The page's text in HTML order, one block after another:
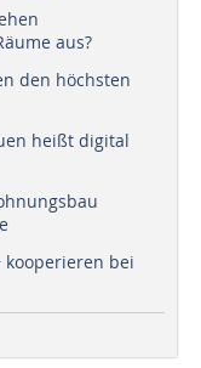
aus?
den höchsten
heißt digital
kooperieren bei